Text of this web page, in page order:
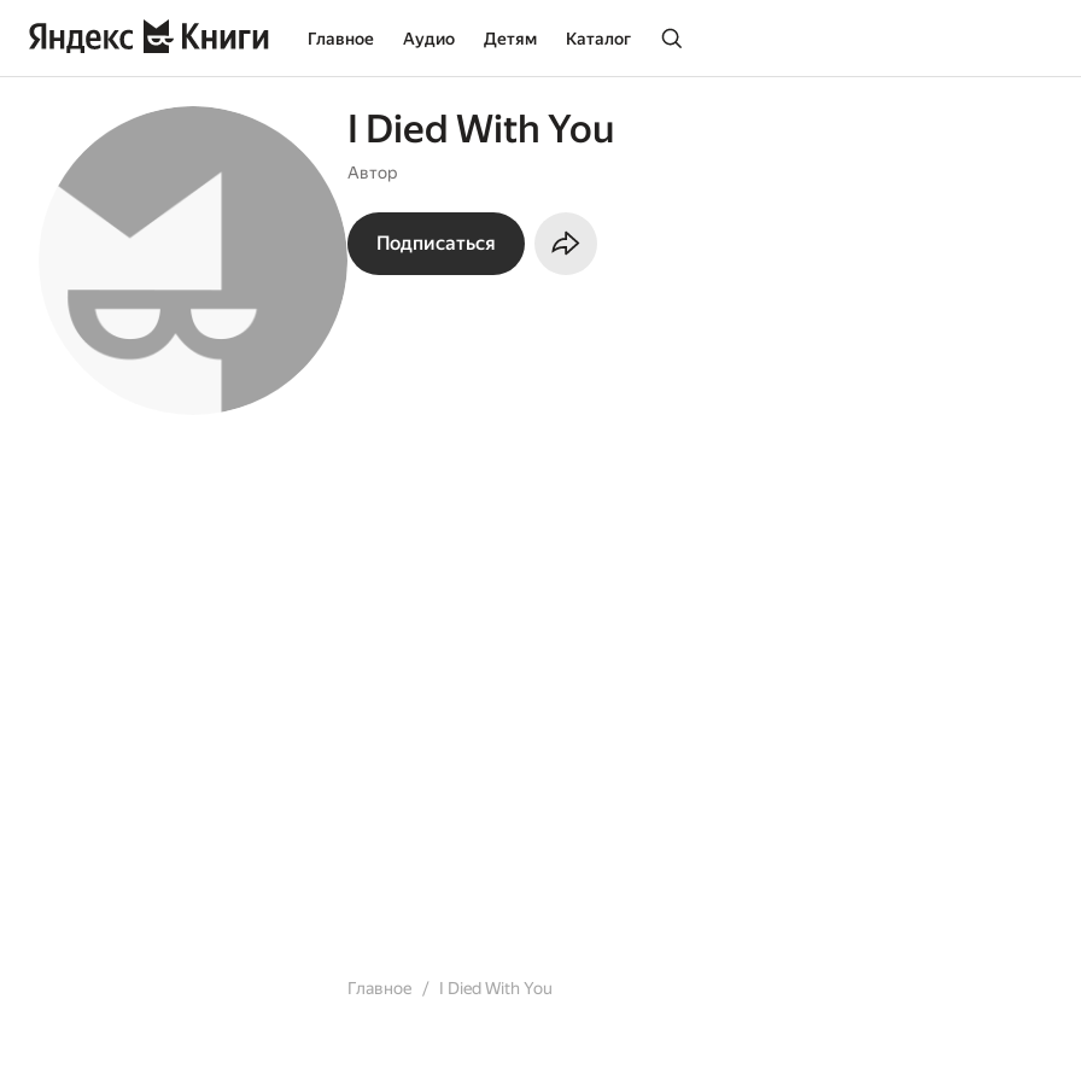
Главное Аудио Детям Каталог
I Died With You
Автор
Подписаться
Главное I Died With You